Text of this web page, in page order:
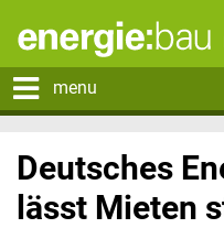
menu
Deutsches
lässt Mieten